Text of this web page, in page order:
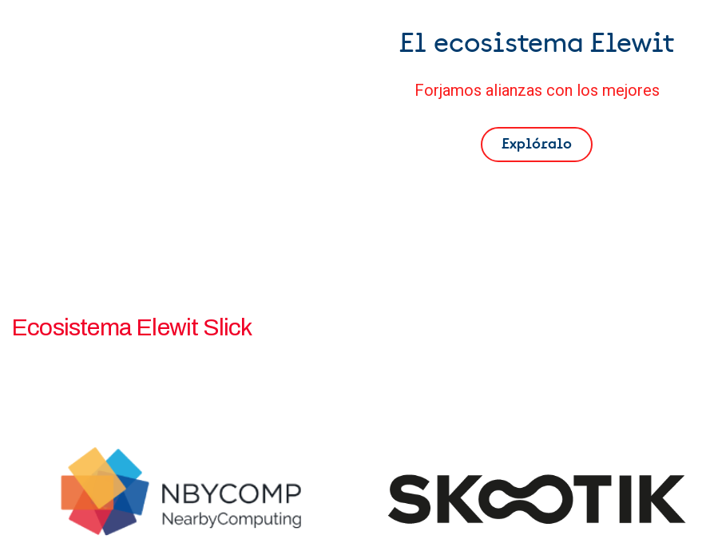
El ecosistema Elewit
Forjamos alianzas con los mejores
Explóralo
Ecosistema Elewit Slick